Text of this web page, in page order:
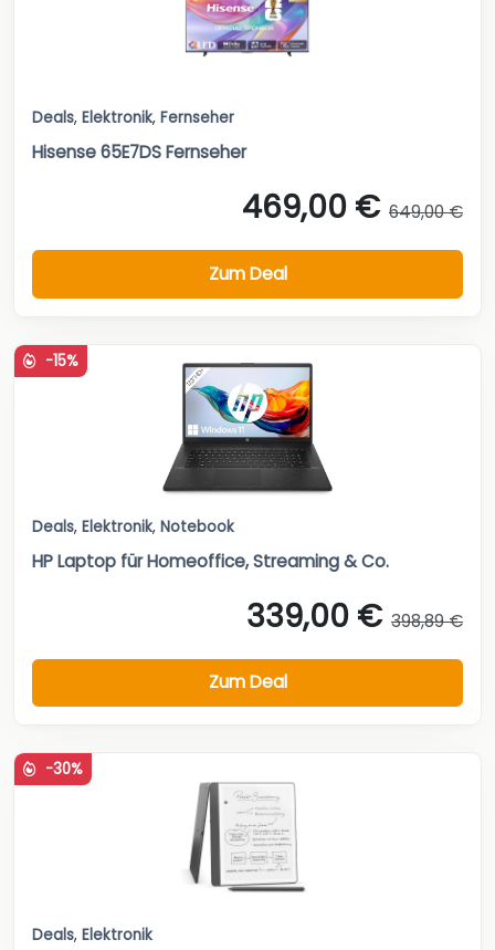
Deals, Elektronik, Fernseher
Hisense 65E7DS Fernseher
469,00 € 649,00 €
Zum Deal
-15%
Deals, Elektronik, Notebook
HP Laptop für Homeoffice, Streaming & Co.
339,00 € 398,89 €
Zum Deal
-30%
Deals, Elektronik